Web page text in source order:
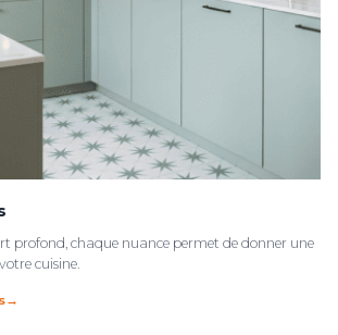
profond, chaque nuance permet de donner une
cuisine.